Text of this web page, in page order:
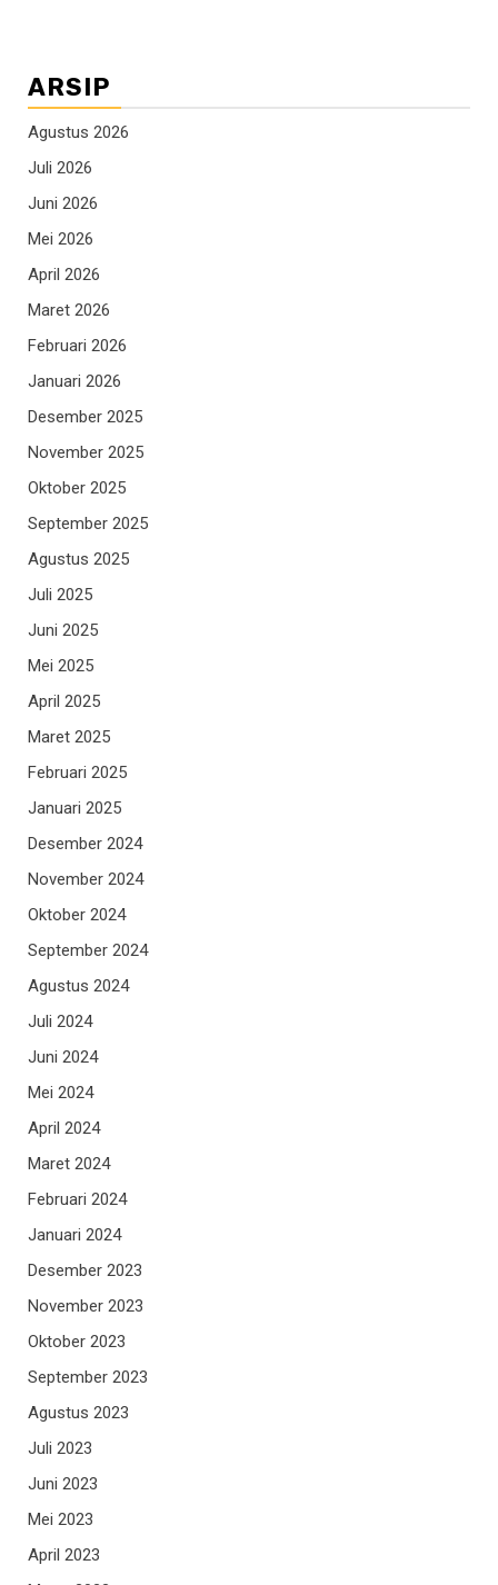
ARSIP
Agustus 2026
Juli 2026
Juni 2026
Mei 2026
April 2026
Maret 2026
Februari 2026
Januari 2026
Desember 2025
November 2025
Oktober 2025
September 2025
Agustus 2025
Juli 2025
Juni 2025
Mei 2025
April 2025
Maret 2025
Februari 2025
Januari 2025
Desember 2024
November 2024
Oktober 2024
September 2024
Agustus 2024
Juli 2024
Juni 2024
Mei 2024
April 2024
Maret 2024
Februari 2024
Januari 2024
Desember 2023
November 2023
Oktober 2023
September 2023
Agustus 2023
Juli 2023
Juni 2023
Mei 2023
April 2023